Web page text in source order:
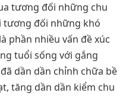
tương đối những chu
tương đối những khó
phần nhiều vấn đề xúc
tuổi sống với gắng
dần dần chỉnh chữa bề
tăng dần dần kiểm chu